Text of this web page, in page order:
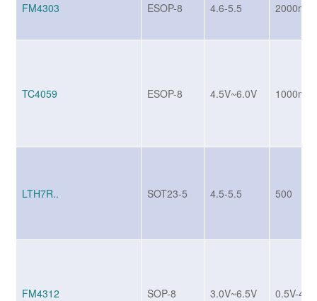
FM4303 ESOP-8 4.6-5.5 2000mA
TC4059 ESOP-8 4.5V~6.0V 1000mA
LTH7R.. SOT23-5 4.5-5.5 500
FM4312 SOP-8 3.0V~6.5V 0.5V-4A